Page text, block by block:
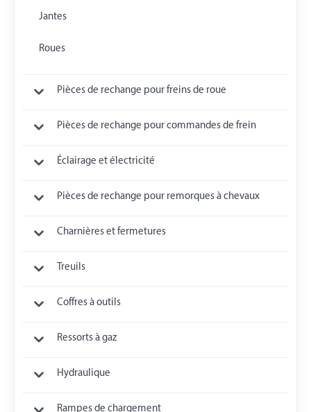
Jantes
Roues
Pièces de rechange pour freins de roue
Pièces de rechange pour commandes de frein
Éclairage et électricité
Pièces de rechange pour remorques à chevaux
Charnières et fermetures
Treuils
Coffres à outils
Ressorts à gaz
Hydraulique
Rampes de chargement